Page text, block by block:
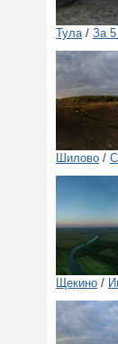
Тула / За 5
Шилово /
Щекино /